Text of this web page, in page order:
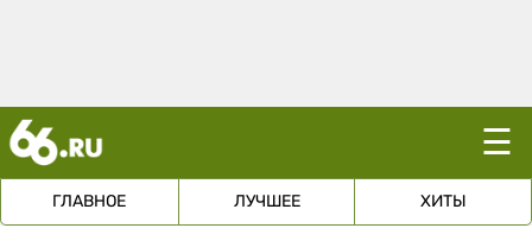
☰
ГЛАВНОЕ ЛУЧШЕЕ ХИТЫ